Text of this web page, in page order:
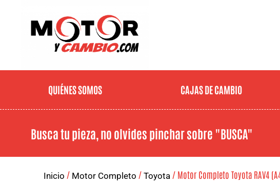
QUIÉNES SOMOS CAJAS DE CAMBIO
Busca tu pieza, no olvides pinchar sobre "BUSCA"
Inicio / Motor Completo / Toyota / Motor Completo Toyota RAV4